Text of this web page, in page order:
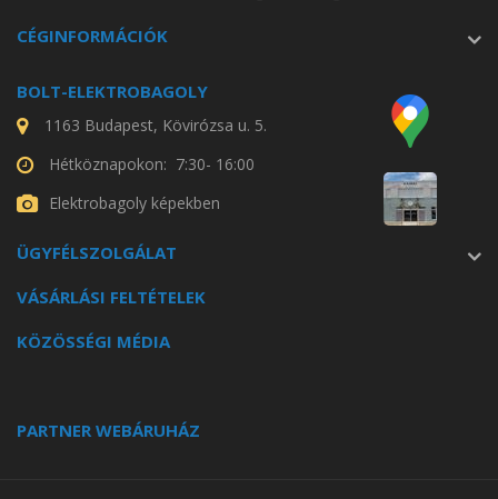
CÉGINFORMÁCIÓK
BOLT-ELEKTROBAGOLY
1163 Budapest, Kövirózsa u. 5.
Hétköznapokon: 7:30- 16:00
Elektrobagoly képekben
ÜGYFÉLSZOLGÁLAT
VÁSÁRLÁSI FELTÉTELEK
KÖZÖSSÉGI MÉDIA
PARTNER WEBÁRUHÁZ